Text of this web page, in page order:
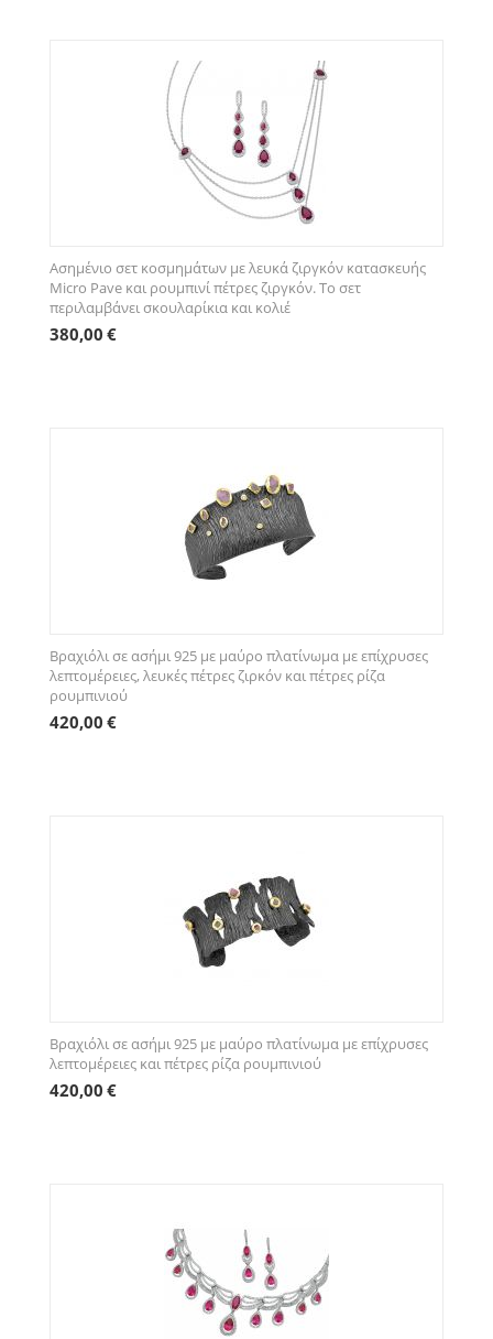
Ασημένιο σετ κοσμημάτων με λευκά ζιργκόν κατασκευής
Micro Pave και ρουμπινί πέτρες ζιργκόν. Το σετ
περιλαμβάνει σκουλαρίκια και κολιέ
380,00 €
Βραχιόλι σε ασήμι 925 με μαύρο πλατίνωμα με επίχρυσες
λεπτομέρειες, λευκές πέτρες ζιρκόν και πέτρες ρίζα
ρουμπινιού
420,00 €
Βραχιόλι σε ασήμι 925 με μαύρο πλατίνωμα με επίχρυσες
λεπτομέρειες και πέτρες ρίζα ρουμπινιού
420,00 €